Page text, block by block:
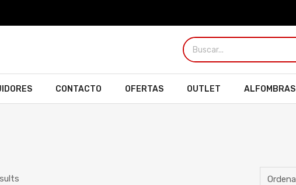
CONTACTO OFERTAS OUTLET ALFOMBRAS